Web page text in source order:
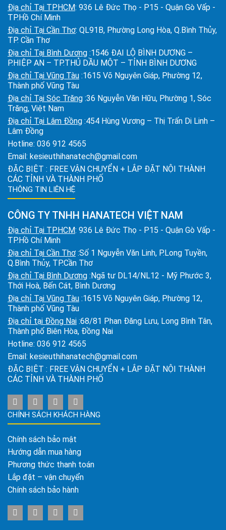
Địa chỉ Tại TPHCM: 936 Lê Đức Thọ - P15 - Quận Gò Vấp -
TP.Hồ Chí Minh
Địa chỉ Tại Cần Thơ: QL91B, Phường Long Hòa, Q.Bình Thủy,
TP. Cần Thơ
Địa chỉ Tại Bình Dương :1546 ĐẠI LỘ BÌNH DƯƠNG –
P.HIỆP AN – TP.THỦ DẦU MỘT – TỈNH BÌNH DƯƠNG
Địa chỉ Tại Vũng Tàu :1615 Võ Nguyên Giáp, Phường 12,
Thành phố Vũng Tàu
Địa chỉ Tại Sóc Trăng :36 Nguyễn Văn Hữu, Phường 1, Sóc
Trăng, Việt Nam
Địa chỉ Tại Lâm Đồng :454 Hùng Vương – Thị Trấn Di Linh –
Lâm Đồng
Hotline: 036 912 4565
Email: kesieuthihanatech@gmail.com
ĐẶC BIỆT : FREE VẬN CHUYỂN + LẮP ĐẶT NỘI THÀNH
CÁC TỈNH VÀ THÀNH PHỐ
THÔNG TIN LIÊN HỆ
CÔNG TY TNHH HANATECH VIỆT NAM
Địa chỉ Tại TPHCM: 936 Lê Đức Thọ - P15 - Quận Gò Vấp -
TP.Hồ Chí Minh
Địa chỉ Tại Cần Thơ :Số 1 Nguyễn Văn Linh, P.Long Tuyền,
Q.Bình Thủy, TP.Cần Thơ
Địa chỉ Tại Bình Dương :Ngã tư DL14/NL12 - Mỹ Phước 3,
Thới Hoà, Bến Cát, Bình Dương
Địa chỉ Tại Vũng Tàu :1615 Võ Nguyên Giáp, Phường 12,
Thành phố Vũng Tàu
Địa chỉ tại Đồng Nai :68/81 Phan Đăng Lưu, Long Bình Tân,
Thành phố Biên Hòa, Đồng Nai
Hotline: 036 912 4565
Email: kesieuthihanatech@gmail.com
ĐẶC BIỆT : FREE VẬN CHUYỂN + LẮP ĐẶT NỘI THÀNH
CÁC TỈNH VÀ THÀNH PHỐ
CHÍNH SÁCH KHÁCH HÀNG
Chính sách bảo mật
Hướng dẫn mua hàng
Phương thức thanh toán
Lắp đặt – vận chuyển
Chính sách bảo hành